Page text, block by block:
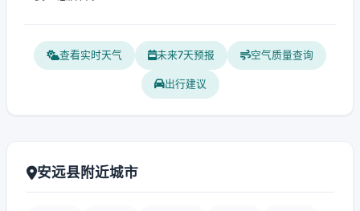
查看实时天气 未来7天预报 空气质量查询
出行建议
安远县附近城市